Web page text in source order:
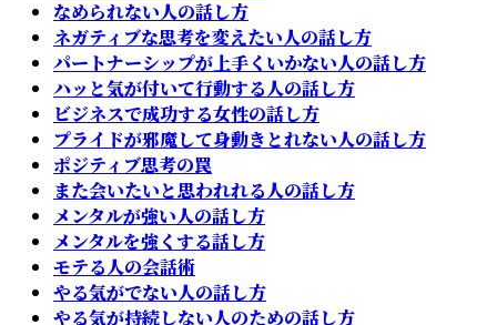
なめられない人の話し方
ネガティブな思考を変えたい人の話し方
パートナーシップが上手くいかない人の話し方
ハッと気が付いて行動する人の話し方
ビジネスで成功する女性の話し方
プライドが邪魔して身動きとれない人の話し方
ポジティブ思考の罠
また会いたいと思われれる人の話し方
メンタルが強い人の話し方
メンタルを強くする話し方
モテる人の会話術
やる気がでない人の話し方
やる気が持続しない人のための話し方